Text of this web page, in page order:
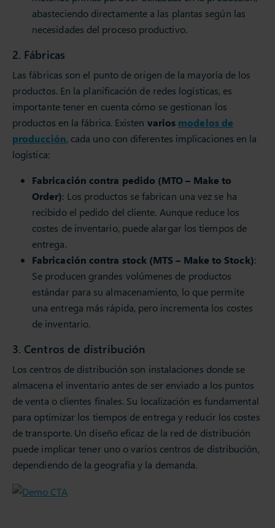
abasteciendo directamente a las plantas según las
necesidades del proceso productivo.
2. Fábricas
Las fábricas son el punto de origen de la mayoría de los
productos. En la planificación de redes logísticas, es
importante tener en cuenta cómo se gestionan los
productos en la fábrica. Existen varios modelos de
producción, cada uno con diferentes implicaciones en la
logística:
Fabricación contra pedido (MTO – Make to
Order): Los productos se fabrican una vez se ha
recibido el pedido del cliente. Aunque reduce los
costes de inventario, puede alargar los tiempos de
entrega.
Fabricación contra stock (MTS – Make to Stock):
Se producen grandes volúmenes de productos
estándar para su almacenamiento, lo que permite
una entrega más rápida, pero incrementa los costes
de inventario.
3. Centros de distribución
Los centros de distribución son instalaciones donde se
almacena el inventario antes de ser enviado a los puntos
de venta o clientes finales. Su localización es fundamental
para optimizar los tiempos de entrega y reducir los costes
de transporte. Un diseño eficaz de la red de distribución
puede implicar tener uno o varios centros de distribución,
dependiendo de la geografía y la demanda.